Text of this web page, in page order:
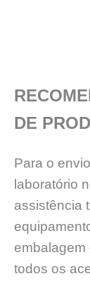
DE
Para o
laboratório
assistência
todos os